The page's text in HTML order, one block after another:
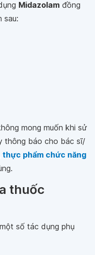
Midazolam đồng
sau:
mong muốn khi sử
thông báo cho bác sĩ/
thực phẩm chức năng
thuốc
số tác dụng phụ